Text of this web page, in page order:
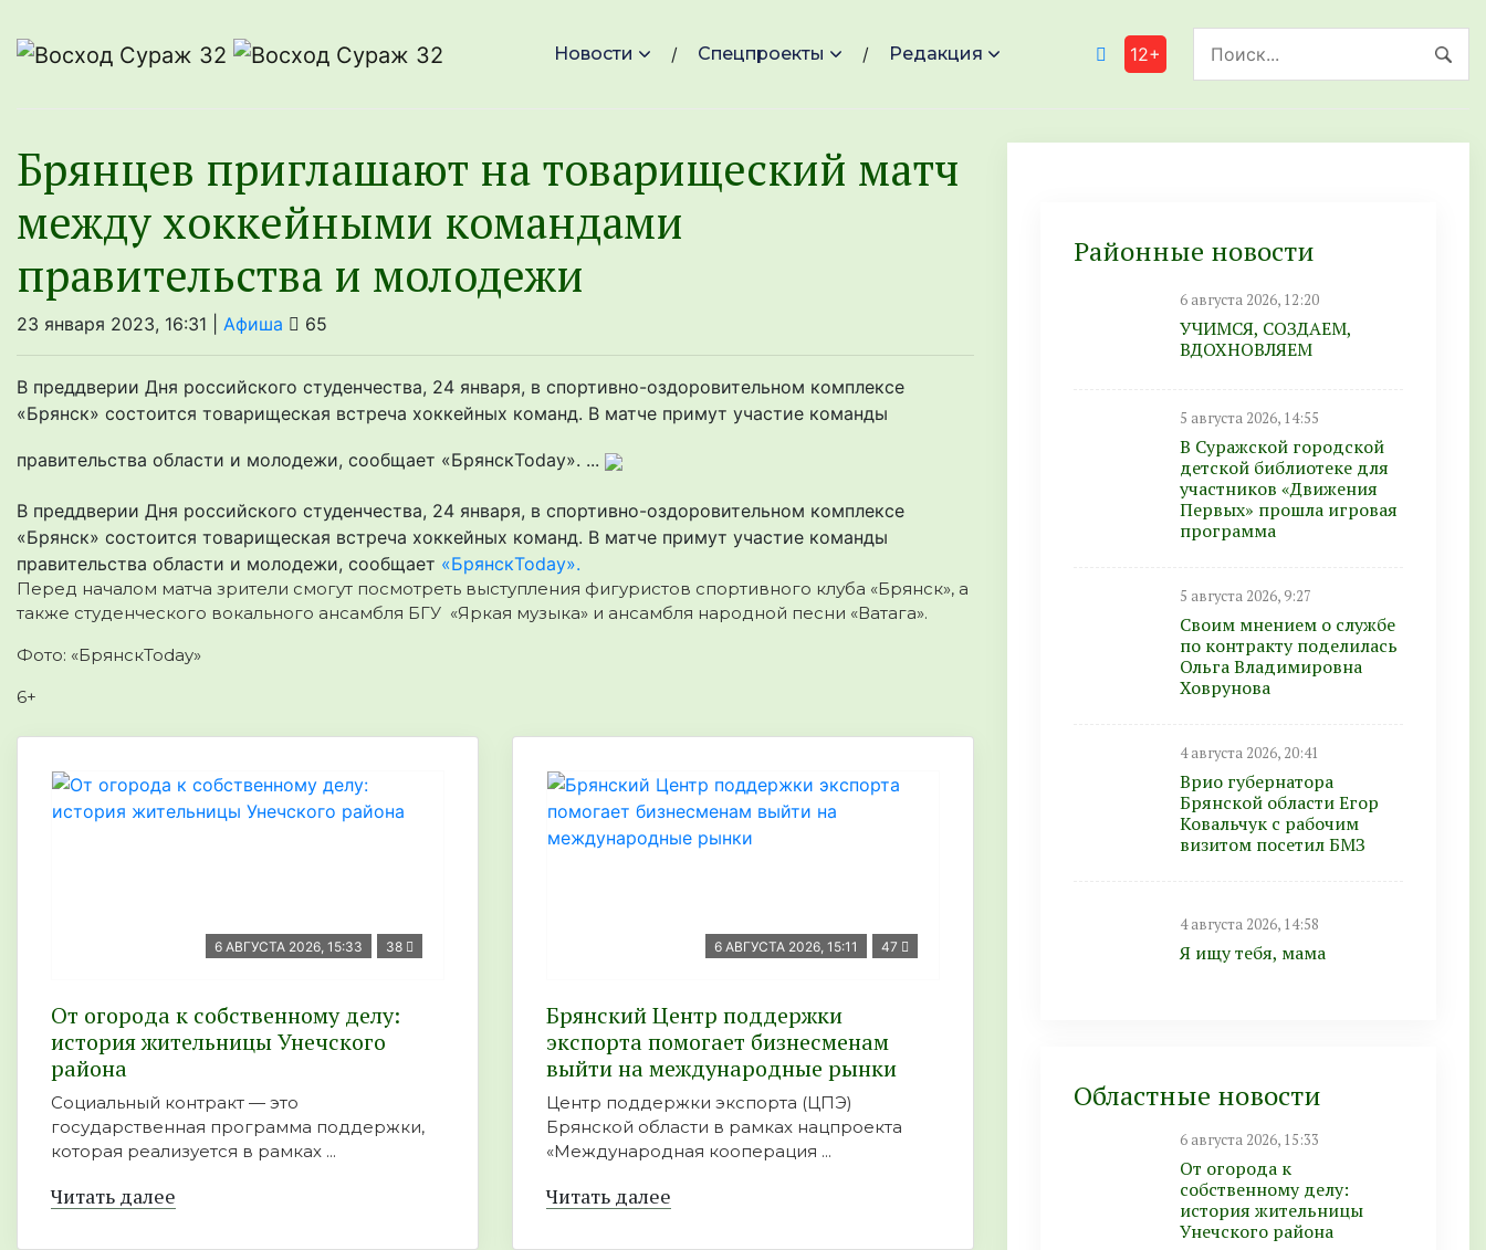
Новости Спецпроекты Редакция 12+
Брянцев приглашают на товарищеский матч
между хоккейными командами
правительства и молодежи
23 января 2023, 16:31 | Афиша 65
В преддверии Дня российского студенчества, 24 января, в спортивно-оздоровительном комплексе
«Брянск» состоится товарищеская встреча хоккейных команд. В матче примут участие команды
правительства области и молодежи, сообщает «БрянскToday». ...
В преддверии Дня российского студенчества, 24 января, в спортивно-оздоровительном комплексе
«Брянск» состоится товарищеская встреча хоккейных команд. В матче примут участие команды
правительства области и молодежи, сообщает «БрянскToday».
Перед началом матча зрители смогут посмотреть выступления фигуристов спортивного клуба «Брянск», а
также студенческого вокального ансамбля БГУ «Яркая музыка» и ансамбля народной песни «Ватага».
Фото: «БрянскToday»
6+
6 АВГУСТА 2026, 15:33 38
От огорода к собственному делу:
история жительницы Унечского
района
Социальный контракт — это
государственная программа поддержки,
которая реализуется в рамках ...
Читать далее
6 АВГУСТА 2026, 15:11 47
Брянский Центр поддержки
экспорта помогает бизнесменам
выйти на международные рынки
Центр поддержки экспорта (ЦПЭ)
Брянской области в рамках нацпроекта
«Международная кооперация ...
Читать далее
Районные новости
6 августа 2026, 12:20
УЧИМСЯ, СОЗДАЕМ,
ВДОХНОВЛЯЕМ
5 августа 2026, 14:55
В Суражской городской
детской библиотеке для
участников «Движения
Первых» прошла игровая
программа
5 августа 2026, 9:27
Своим мнением о службе
по контракту поделилась
Ольга Владимировна
Ховрунова
4 августа 2026, 20:41
Врио губернатора
Брянской области Егор
Ковальчук с рабочим
визитом посетил БМЗ
4 августа 2026, 14:58
Я ищу тебя, мама
Областные новости
6 августа 2026, 15:33
От огорода к
собственному делу:
история жительницы
Унечского района